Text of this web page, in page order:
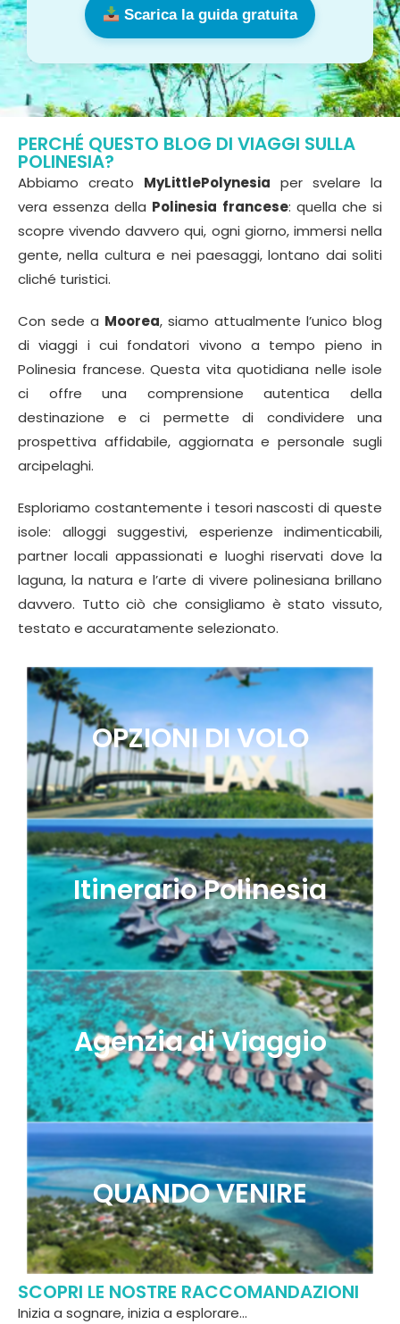
Scarica la guida gratuita
PERCHÉ QUESTO BLOG DI VIAGGI SULLA
POLINESIA?
Abbiamo creato MyLittlePolynesia per svelare la
vera essenza della Polinesia francese: quella che si
scopre vivendo davvero qui, ogni giorno, immersi nella
gente, nella cultura e nei paesaggi, lontano dai soliti
cliché turistici.
Con sede a Moorea, siamo attualmente l’unico blog
di viaggi i cui fondatori vivono a tempo pieno in
Polinesia francese. Questa vita quotidiana nelle isole
ci offre una comprensione autentica della
destinazione e ci permette di condividere una
prospettiva affidabile, aggiornata e personale sugli
arcipelaghi.
Esploriamo costantemente i tesori nascosti di queste
isole: alloggi suggestivi, esperienze indimenticabili,
partner locali appassionati e luoghi riservati dove la
laguna, la natura e l’arte di vivere polinesiana brillano
davvero. Tutto ciò che consigliamo è stato vissuto,
testato e accuratamente selezionato.
OPZIONI DI VOLO
Itinerario Polinesia
Agenzia di Viaggio
QUANDO VENIRE
SCOPRI LE NOSTRE RACCOMANDAZIONI
Inizia a sognare, inizia a esplorare…